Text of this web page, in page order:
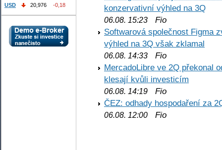
konzervativní výhled na 3Q
06.08. 15:23 Fio
Softwarová společnost Figma
výhled na 3Q však zklamal
06.08. 14:33 Fio
MercadoLibre ve 2Q překonal
klesají kvůli investicím
06.08. 14:19 Fio
ČEZ: odhady hospodaření za
06.08. 12:00 Fio
USD
20,976 -0,18